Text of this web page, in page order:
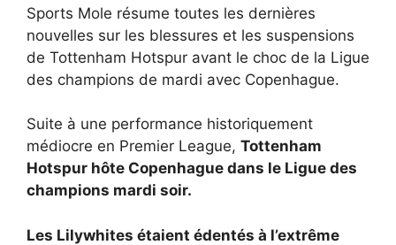
Sports Mole résume toutes les dernières
nouvelles sur les blessures et les suspensions
de Tottenham Hotspur avant le choc de la Ligue
des champions de mardi avec Copenhague.
Suite à une performance historiquement
médiocre en Premier League, Tottenham
Hotspur hôte Copenhague dans le Ligue des
champions mardi soir.
Les Lilywhites étaient édentés à l’extrême